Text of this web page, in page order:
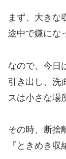
まず、大きな
途中で嫌にな
なので、今日
引き出し、洗
スは小さな場
その時、断捨
『ときめき収